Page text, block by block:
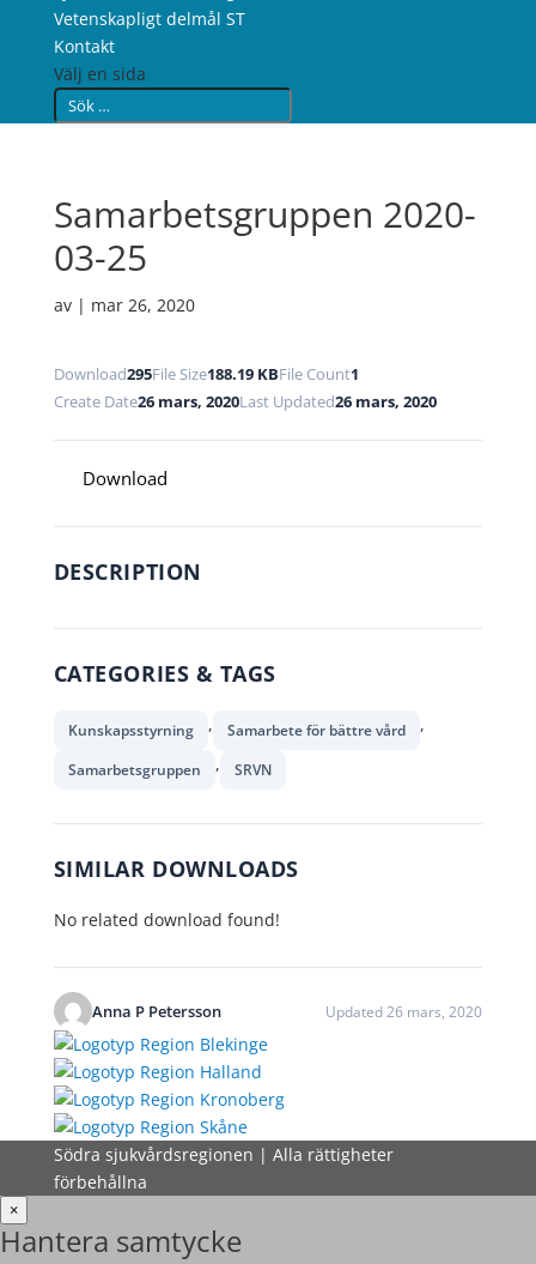
Vetenskapligt delmål ST
Kontakt
Välj en sida
Samarbetsgruppen 2020-
03-25
av | mar 26, 2020
Download295File Size188.19 KBFile Count1
Create Date26 mars, 2020Last Updated26 mars, 2020
Download
DESCRIPTION
CATEGORIES & TAGS
Kunskapsstyrning , Samarbete för bättre vård ,
Samarbetsgruppen , SRVN
SIMILAR DOWNLOADS
No related download found!
Anna P Petersson Updated 26 mars, 2020
Södra sjukvårdsregionen | Alla rättigheter
förbehållna
×
Hantera samtycke